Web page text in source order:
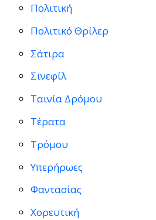
Πολιτική
Πολιτικό Θρίλερ
Σάτιρα
Σινεφίλ
Ταινία Δρόμου
Τέρατα
Τρόμου
Υπερήρωες
Φαντασίας
Χορευτική